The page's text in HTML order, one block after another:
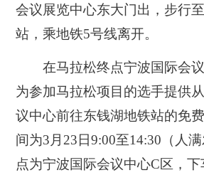
会议展览中心东大门出，步行
站，乘地铁5号线离开。
在马拉松终点宁波国际会议
为参加马拉松项目的选手提供
议中心前往东钱湖地铁站的免
间为3月23日9:00至14:30（人
点为宁波国际会议中心C区，